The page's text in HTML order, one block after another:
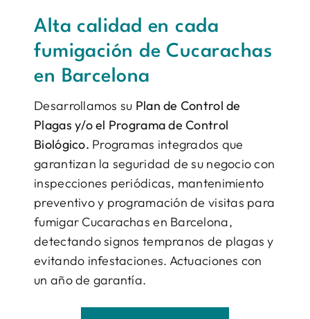
Alta calidad en cada
fumigación de Cucarachas
en Barcelona
Desarrollamos su Plan de Control de
Plagas y/o el Programa de Control
Biológico. Programas integrados que
garantizan la seguridad de su negocio con
inspecciones periódicas, mantenimiento
preventivo y programación de visitas para
fumigar Cucarachas en Barcelona,
detectando signos tempranos de plagas y
evitando infestaciones. Actuaciones con
un año de garantía.